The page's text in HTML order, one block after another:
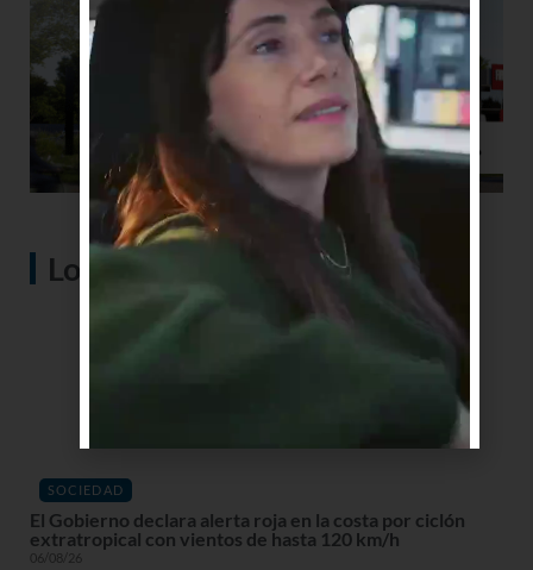
Lo más visto
SOCIEDAD
El Gobierno declara alerta roja en la costa por ciclón
extratropical con vientos de hasta 120 km/h
06/08/26